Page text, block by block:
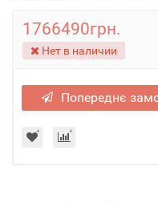
1766490грн.
Нет в наличии
Попереднє